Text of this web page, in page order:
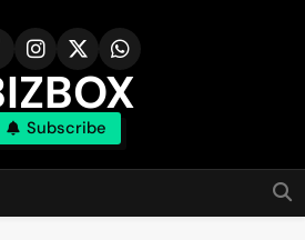
– Media Informasi Terkini
Subscribe